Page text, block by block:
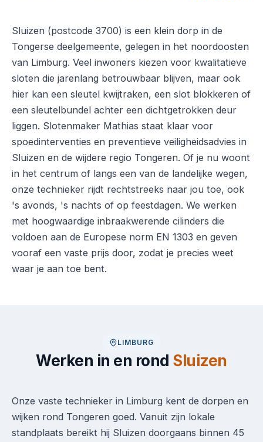
Sluizen (postcode 3700) is een klein dorp in de
Tongerse deelgemeente, gelegen in het noordoosten
van Limburg. Veel inwoners kiezen voor kwalitatieve
sloten die jarenlang betrouwbaar blijven, maar ook
hier kan een sleutel kwijtraken, een slot blokkeren of
een sleutelbundel achter een dichtgetrokken deur
liggen. Slotenmaker Mathias staat klaar voor
spoedinterventies en preventieve veiligheidsadvies in
Sluizen en de wijdere regio Tongeren. Of je nu woont
in het centrum of langs een van de landelijke wegen,
onze technieker rijdt rechtstreeks naar jou toe, ook
's avonds, 's nachts of op feestdagen. We werken
met hoogwaardige inbraakwerende cilinders die
voldoen aan de Europese norm EN 1303 en geven
vooraf een vaste prijs door, zodat je precies weet
waar je aan toe bent.
LIMBURG
Werken in en rond Sluizen
Onze vaste technieker in Limburg kent de dorpen en
wijken rond Tongeren goed. Vanuit zijn lokale
standplaats bereikt hij Sluizen doorgaans binnen 45